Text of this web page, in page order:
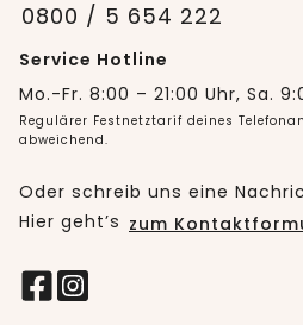
0800 / 5 654 222
Service Hotline
Mo.-Fr. 8:00 – 21:00 Uhr, Sa.
Regulärer Festnetztarif deines
abweichend.
Oder schreib uns eine
Hier geht’s zum